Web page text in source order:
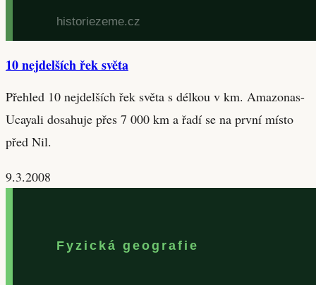
10 nejdelších řek světa
Přehled 10 nejdelších řek světa s délkou v km. Amazonas-
Ucayali dosahuje přes 7 000 km a řadí se na první místo
před Nil.
9.3.2008